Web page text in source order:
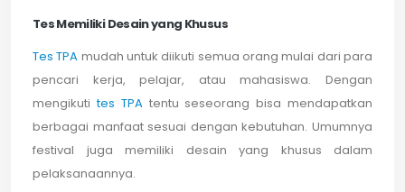
Tes Memiliki Desain yang Khusus
Tes TPA mudah untuk diikuti semua orang mulai dari para
pencari kerja, pelajar, atau mahasiswa. Dengan
mengikutites TPAtentu seseorang bisa mendapatkan
berbagai manfaat sesuai dengan kebutuhan. Umumnya
festival juga memiliki desain yang khusus dalam
pelaksanaannya.